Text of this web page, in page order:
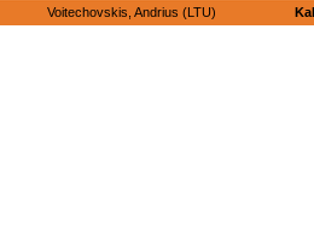
Voitechovskis, Andrius (LTU)